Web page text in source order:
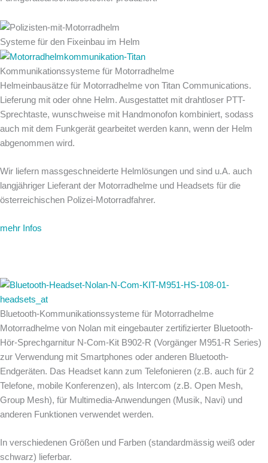
Systeme für den Fixeinbau im Helm
Kommunikationssysteme für Motorradhelme
Helmeinbausätze für Motorradhelme von Titan Communications.
Lieferung mit oder ohne Helm. Ausgestattet mit drahtloser PTT-
Sprechtaste, wunschweise mit Handmonofon kombiniert, sodass
auch mit dem Funkgerät gearbeitet werden kann, wenn der Helm
abgenommen wird.
Wir liefern massgeschneiderte Helmlösungen und sind u.A. auch
langjähriger Lieferant der Motorradhelme und Headsets für die
österreichischen Polizei-Motorradfahrer.
mehr Infos
Bluetooth-Kommunikationssysteme für Motorradhelme
Motorradhelme von Nolan mit eingebauter zertifizierter Bluetooth-
Hör-Sprechgarnitur N-Com-Kit B902-R (Vorgänger M951-R Series)
zur Verwendung mit Smartphones oder anderen Bluetooth-
Endgeräten. Das Headset kann zum Telefonieren (z.B. auch für 2
Telefone, mobile Konferenzen), als Intercom (z.B. Open Mesh,
Group Mesh), für Multimedia-Anwendungen (Musik, Navi) und
anderen Funktionen verwendet werden.
In verschiedenen Größen und Farben (standardmässig weiß oder
schwarz) lieferbar.